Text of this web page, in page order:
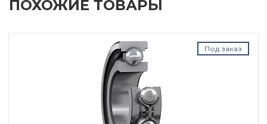
ПОХОЖИЕ ТОВАРЫ
Под заказ